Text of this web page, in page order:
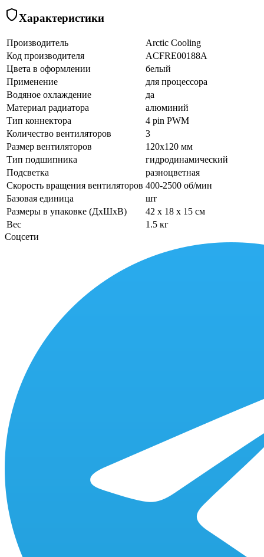
Характеристики
Производитель
Arctic Cooling
Код производителя
ACFRE00188A
Цвета в оформлении
белый
Применение
для процессора
Водяное охлаждение
да
Материал радиатора
алюминий
Тип коннектора
4 pin PWM
Количество вентиляторов
3
Размер вентиляторов
120x120 мм
Тип подшипника
гидродинамический
Подсветка
разноцветная
Скорость вращения вентиляторов 400-2500 об/мин
Базовая единица
шт
Размеры в упаковке (ДхШхВ)
42 x 18 x 15 см
Вес
1.5 кг
Соцсети